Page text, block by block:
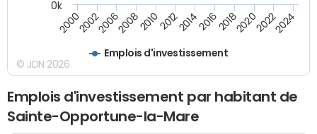
Emplois d'investissement
200020022006200820102012201420162018202020222024
0k
© JDN 2026
Emplois d'investissement par habitant de
Sainte-Opportune-la-Mare